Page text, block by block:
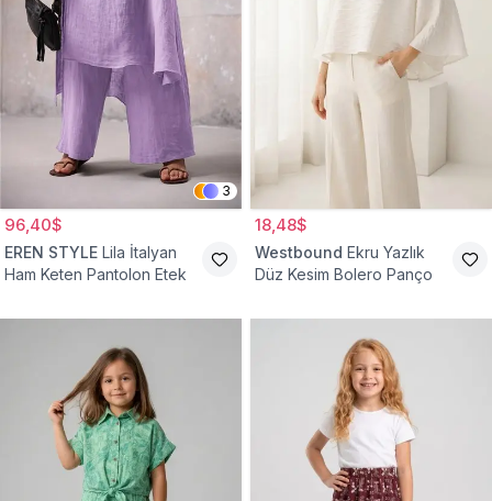
3
96,40$
EREN STYLE Lila İtalyan
Ham Keten Pantolon Etek
18,48$
Westbound Ekru Yazlık
Düz Kesim Bolero Panço